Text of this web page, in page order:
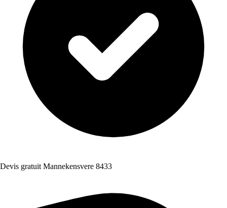
Devis gratuit Mannekensvere 8433